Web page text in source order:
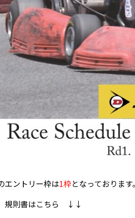
エントリー枠は1枠となっております
則書はこちら ↓↓